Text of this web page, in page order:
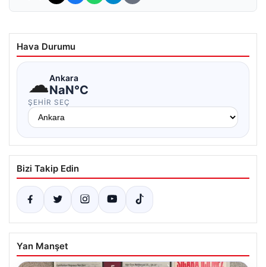
Hava Durumu
☁Ankara
NaN°C
ŞEHIR SEÇ
Bizi Takip Edin
Yan Manşet